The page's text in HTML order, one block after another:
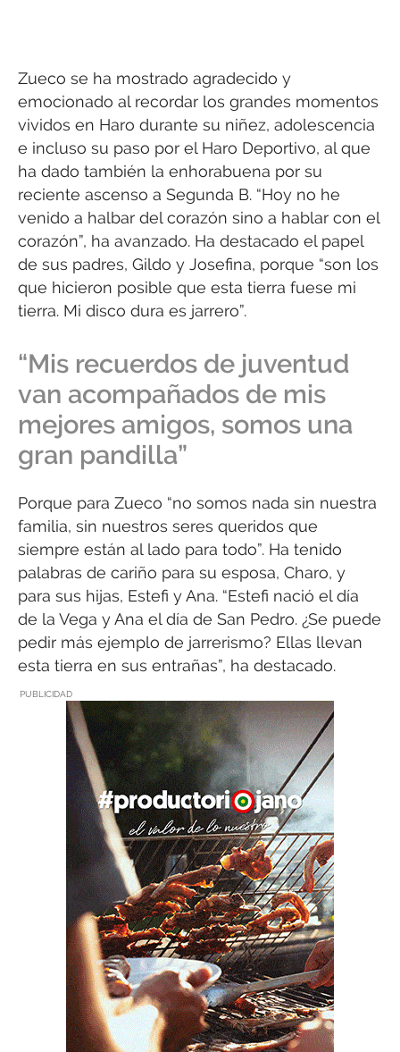
Zueco se ha mostrado agradecido y
emocionado al recordar los grandes momentos
vividos en Haro durante su niñez, adolescencia
e incluso su paso por el Haro Deportivo, al que
ha dado también la enhorabuena por su
reciente ascenso a Segunda B. “Hoy no he
venido a halbar del corazón sino a hablar con el
corazón”, ha avanzado. Ha destacado el papel
de sus padres, Gildo y Josefina, porque “son los
que hicieron posible que esta tierra fuese mi
tierra. Mi disco dura es jarrero”.
“Mis recuerdos de juventud
van acompañados de mis
mejores amigos, somos una
gran pandilla”
Porque para Zueco “no somos nada sin nuestra
familia, sin nuestros seres queridos que
siempre están al lado para todo”. Ha tenido
palabras de cariño para su esposa, Charo, y
para sus hijas, Estefi y Ana. “Estefi nació el día
de la Vega y Ana el día de San Pedro. ¿Se puede
pedir más ejemplo de jarrerismo? Ellas llevan
esta tierra en sus entrañas”, ha destacado.
PUBLICIDAD